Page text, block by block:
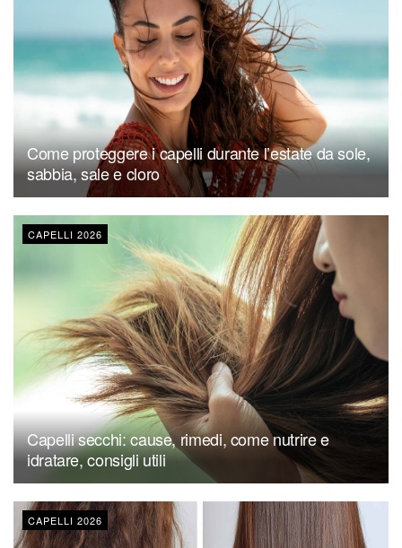
Come proteggere i capelli durante l’estate da sole,
sabbia, sale e cloro
CAPELLI 2026
Capelli secchi: cause, rimedi, come nutrire e
idratare, consigli utili
CAPELLI 2026